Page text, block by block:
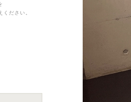
ください。